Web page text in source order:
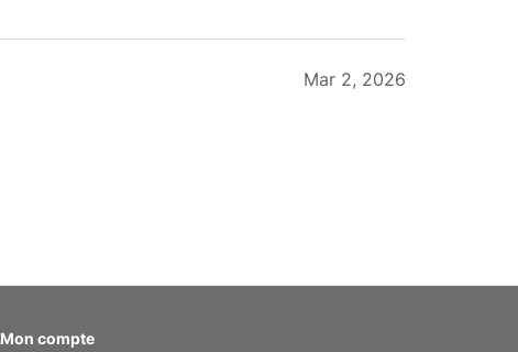
Mar 2, 2026
Feb 20, 2026
Mon compte